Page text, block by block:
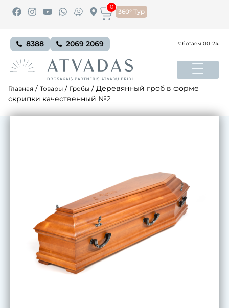
360° Тур
0
8388 2069 2069 Работаем 00-24
Главная / Товары / Гробы / Деревянный гроб в форме
скрипки качественный №2